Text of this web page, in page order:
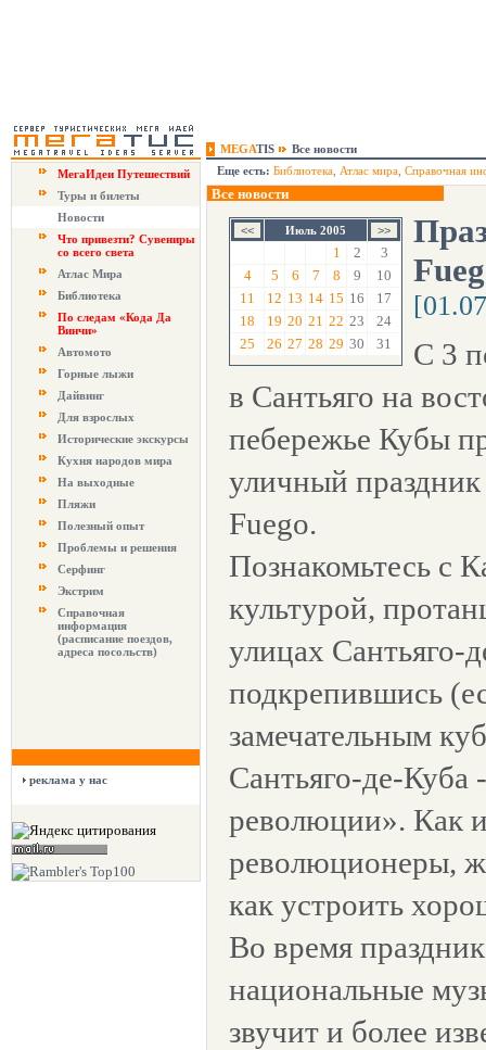
MEGATIS
Все новости
МегаИдеи Путешествий
Туры и билеты
Новости
Что привезти? Сувениры
со всего света
Атлас Мира
Библиотека
По следам «Кода Да
Винчи»
Автомото
Горные лыжи
Дайвинг
Для взрослых
Исторические экскурсы
Кухня народов мира
На выходные
Пляжи
Полезный опыт
Проблемы и решения
Серфинг
Экстрим
Справочная
информация
(расписание поездов,
адреса посольств)
реклама у нас
Еще есть: Библиотека Атлас мира Справочная
Все новости
Июль 2005
1 2
3
4
5 6 7 8 9
10
11
12 13 14 15 16
17
18
19 20 21 22 23
24
25
26 27 28 29 30 31
С 3
в Сантьяго на
пебережье Кубы
уличный
Fuego.
Познакомьтесь с
культурой,
улицах Сантьяго-
подкрепившись
замечательным
Сантьяго-де-Куба
революции». Как
революционеры,
как устроить
Во время
национальные
звучит и более